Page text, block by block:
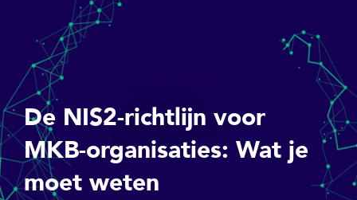
De NIS2-richtlijn voor
MKB-organisaties: Wat je
moet weten